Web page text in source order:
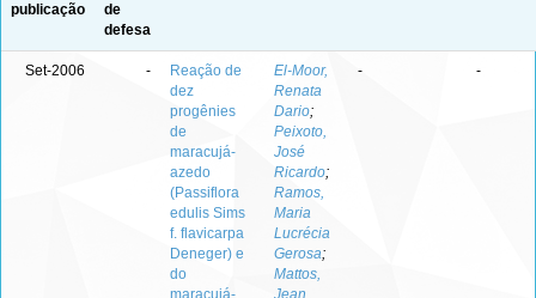
publicação
de
defesa
Set-2006 -
Reação de
dez
progênies
de
maracujá-
azedo
(Passiflora
edulis Sims
f. flavicarpa
Deneger) e
do
maracujá-
El-Moor,
Renata
Dario;
Peixoto,
José
Ricardo;
Ramos,
Maria
Lucrécia
Gerosa;
Mattos,
Jean
- -